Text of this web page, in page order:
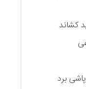
کشاند
برد